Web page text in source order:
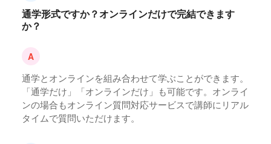
通学形式ですか？オンラインだけで完結できます
か？
通学とオンラインを組み合わせて学ぶことができます。
「通学だけ」「オンラインだけ」も可能です。オンライ
ンの場合もオンライン質問対応サービスで講師にリアル
タイムで質問いただけます。